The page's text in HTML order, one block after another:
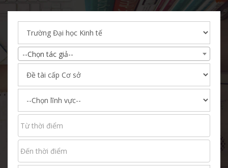
--Chọn tác giả--